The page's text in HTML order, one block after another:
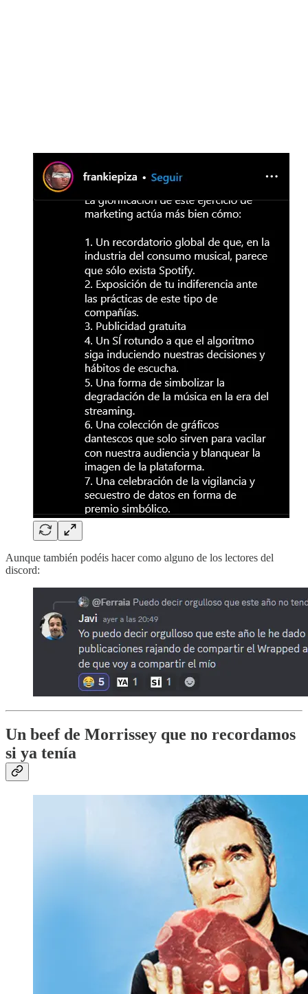
Aunque también podéis hacer como alguno de los lectores del
discord:
Un beef de Morrissey que no recordamos
si ya tenía